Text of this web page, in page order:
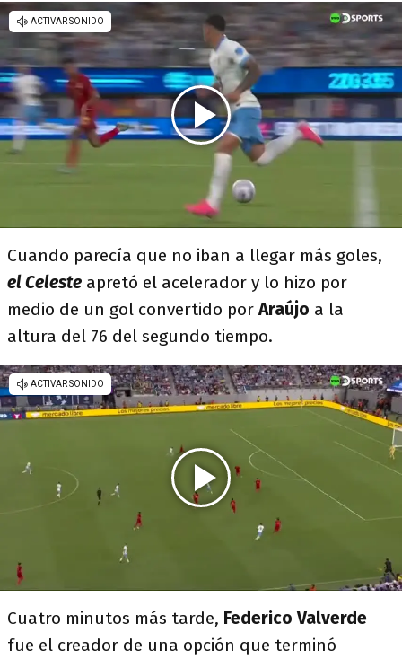
Cuando parecía que no iban a llegar más goles,
el Celeste apretó el acelerador y lo hizo por
medio de un gol convertido porAraújo a la
altura del 76 del segundo tiempo.
Cuatro minutos más tarde, Federico Valverde
fue el creador de una opción que terminó